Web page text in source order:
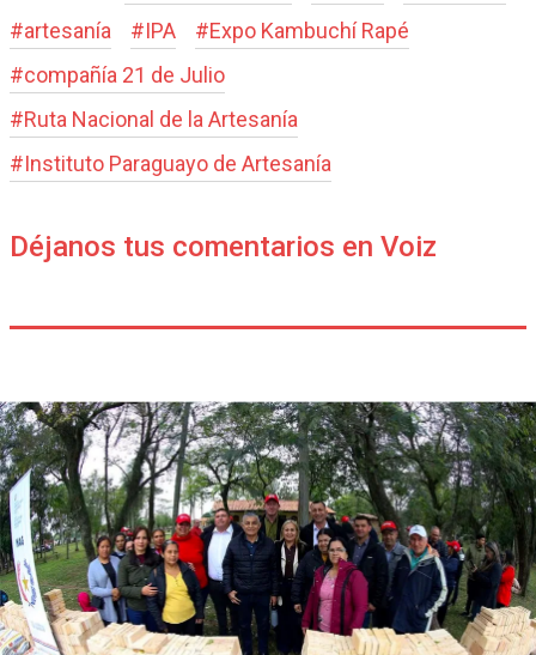
#artesanía #IPA #Expo Kambuchí Rapé
#compañía 21 de Julio
#Ruta Nacional de la Artesanía
#Instituto Paraguayo de Artesanía
Déjanos tus comentarios en Voiz